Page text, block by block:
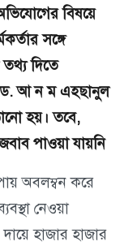
বিষয়ে
সঙ্গে
দিতে
ড. আ ন ম এহছানুল
হয়। তবে,
পাওয়া যায়নি
অবলম্বন করে
নেওয়া
হাজার হাজার